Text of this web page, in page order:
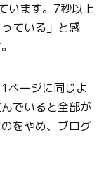
います。7秒以上
ている」と感
ページに同じよ
でいると全部が
をやめ、ブログ